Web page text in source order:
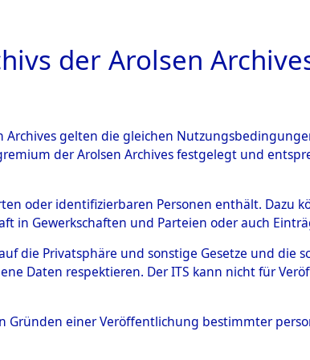
ÜBERSICHT BILD
Verstorbenen.→
(84607170)
der Arolsen
gelten die gleichen
der Arolsen Archives festgelegt und
oder identifizierbaren Personen enthält. Dazu
in Gewerkschaften und Parteien oder auch
die Privatsphäre und sonstige Gesetze und die
Daten respektieren. Der ITS kann nicht für
Gründen einer Veröffentlichung bestimmter